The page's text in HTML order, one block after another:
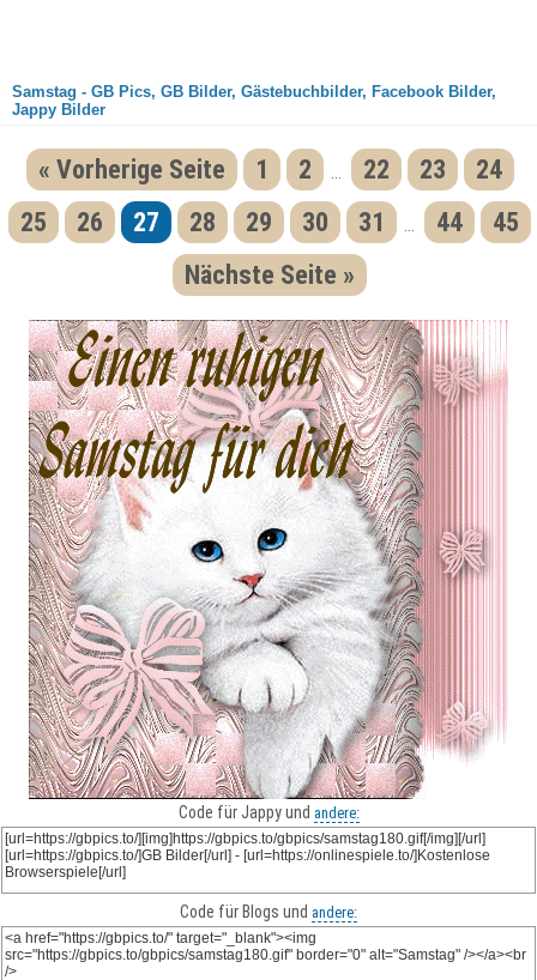
Samstag - GB Pics, GB Bilder, Gästebuchbilder, Facebook Bilder,
Jappy Bilder
« Vorherige Seite 1 2 22 23
24
25
26 27 28 29 30 31 44
45
Nächste Seite »
Code für Jappy und andere:
Code für Blogs und andere: